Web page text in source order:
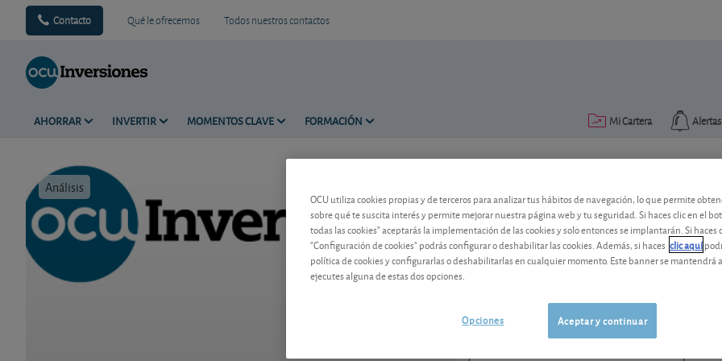
Contacto Qué le ofrecemos Todos nuestros contactos
AHORRAR INVERTIR MOMENTOS CLAVE FORMACIÓN Alertas
Mi Cartera
Análisis
bpost: a la conquista de
Con la adquisición de Radial, bpost
07/08/2026 Bruselas
-0,168 EUR (-11,02 %)
OCU utiliza cookies propias y de terceros para analizar tus hábitos de navegación, lo que permite
sobre qué te suscita interés y permite mejorar nuestra página web y tu seguridad. Si haces clic en el
todas las cookies" aceptarás la implementación de las cookies y solo entonces se implantarán. Si haces
"Configuración de cookies" podrás configurar o deshabilitar las cookies. Además, si haces clic aquí
política de cookies y configurarlas o deshabilitarlas en cualquier momento. Este banner se mantendrá
ejecutes alguna de estas dos opciones.
Aceptar y continuar
Opciones